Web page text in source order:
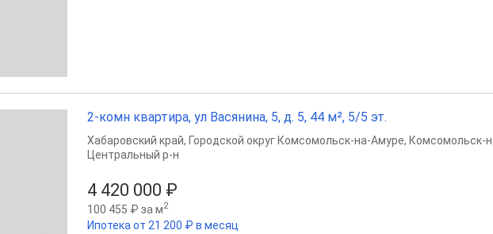
2-комн квартира, ул Васянина, 5, д. 5, 44 м², 5/5 эт.
4 420 000 ₽
100 455 ₽ за м2
Ипотека от 21 200 ₽ в месяц
Хабаровский край, Городской округ Комсомольск-на-Амуре, Комсомольск-
Центральный р-н